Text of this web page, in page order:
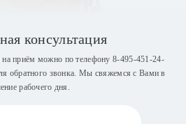
консультация
на приём можно по телефону8-495-451-24-
обратного звонка. Мы свяжемся с Вами в
рабочего дня.